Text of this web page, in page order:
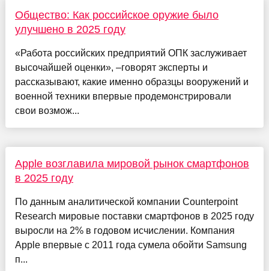
Общество: Как российское оружие было
улучшено в 2025 году
«Работа российских предприятий ОПК заслуживает
высочайшей оценки», –говорят эксперты и
рассказывают, какие именно образцы вооружений и
военной техники впервые продемонстрировали
свои возмож...
Apple возглавила мировой рынок смартфонов
в 2025 году
По данным аналитической компании Counterpoint
Research мировые поставки смартфонов в 2025 году
выросли на 2% в годовом исчислении. Компания
Apple впервые с 2011 года сумела обойти Samsung
п...